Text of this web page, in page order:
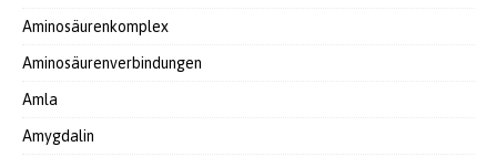
Aminosäurenkomplex
Aminosäurenverbindungen
Amla
Amygdalin